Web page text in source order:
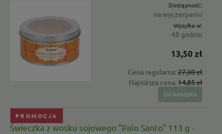
Dostępność:
na wyczerpaniu
Wysyłka w:
48 godzin
13,50 zł
Cena regularna:27,00 zł
Najniższa cena:14,85 zł
Do koszyka
Świeczka z wosku sojowego "Palo Santo" 113 g -
PROMOCJA